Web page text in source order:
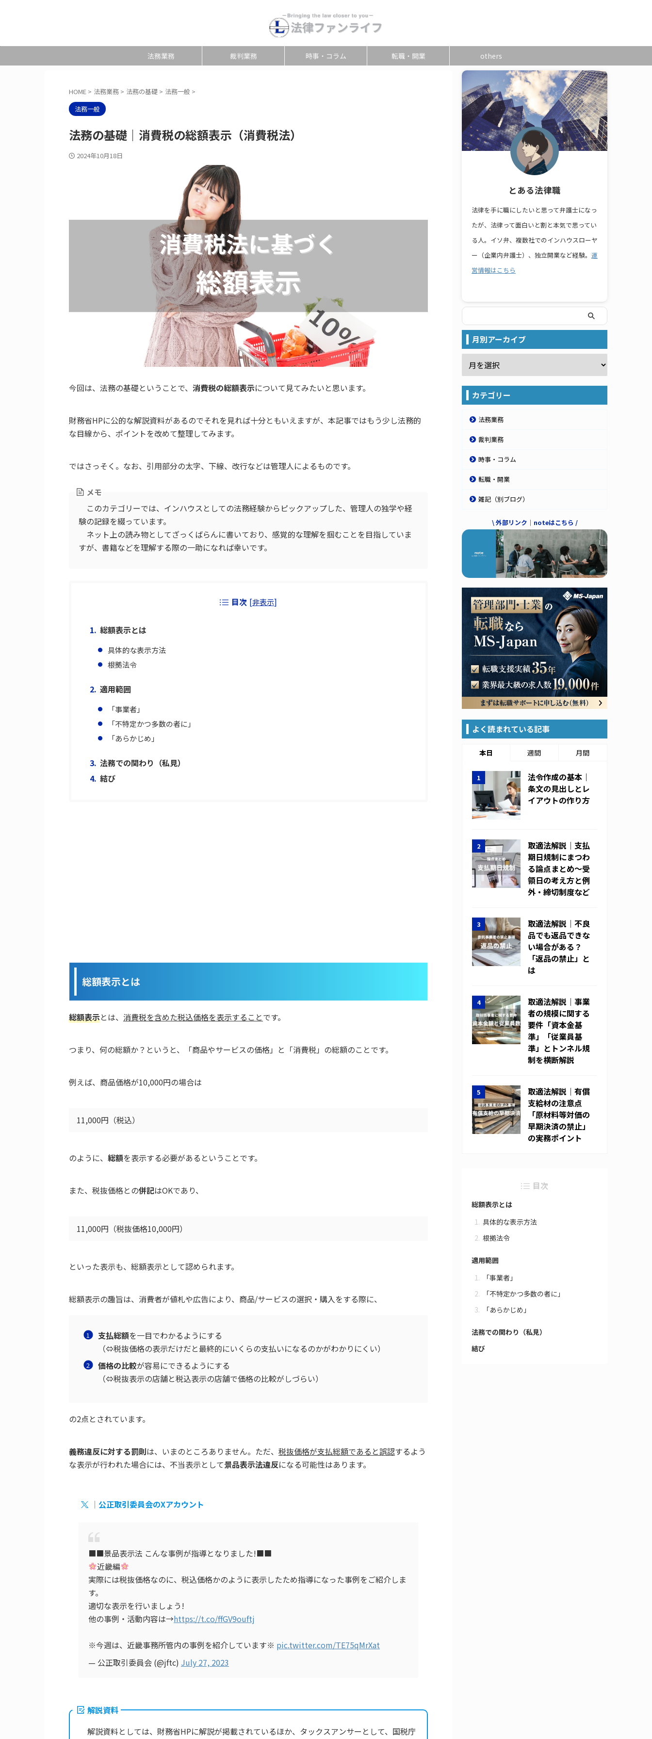
法務業務 裁判業務 時事・コラム 転職・開業 others
HOME > 法務業務 > 法務の基礎 > 法務一般 >
法務一般
法務の基礎｜消費税の総額表示（消費税法）
2024年10月18日
今回は、法務の基礎ということで、 消費税の総額表示について見てみたいと思います。
財務省HPに公的な解説資料があるのでそれを見れば十分ともいえますが、本記事ではもう少し法務的
な目線から、ポイントを改めて整理してみます。
ではさっそく。なお、引用部分の太字、下線、改行などは管理人によるものです。
メモ
このカテゴリーでは、インハウスとしての法務経験からピックアップした、管理人の独学や経
験の記録を綴っています。
ネット上の読み物としてざっくばらんに書いており、感覚的な理解を掴むことを目指していま
すが、書籍などを理解する際の一助になれば幸いです。
目次 [非表示]
総額表示とは
具体的な表示方法
根拠法令
適用範囲
「事業者」
「不特定かつ多数の者に」
「あらかじめ」
法務での関わり（私見）
結び
総額表示とは
総額表示とは、 消費税を含めた税込価格を表示することです。
つまり、何の総額か？というと、「商品やサービスの価格」と「消費税」の総額のことです。
例えば、商品価格が10,000円の場合は
11,000円（税込）
のように、 総額を表示する必要があるということです。
また、税抜価格との併記はOKであり、
11,000円（税抜価格10,000円）
といった表示も、総額表示として認められます。
総額表示の趣旨は、消費者が値札や広告により、商品/サービスの選択・購入をする際に、
支払総額を一目でわかるようにする
（⇔税抜価格の表示だけだと最終的にいくらの支払いになるのかがわかりにくい）
価格の比較が容易にできるようにする
（⇔税抜表示の店舗と税込表示の店舗で価格の比較がしづらい）
の2点とされています。
義務違反に対する罰則は、いまのところありません。ただ、 税抜価格が支払総額であると誤認するよう
な表示が行われた場合には、不当表示として景品表示法違反になる可能性はあります。
｜公正取引委員会のXアカウント
■■景品表示法 こんな事例が指導となりました!■■
近畿編
実際には税抜価格なのに、税込価格かのように表示したため指導になった事例をご紹介しま
す。
適切な表示を行いましょう!
他の事例・活動内容は→https://t.co/ffGV9ouftj
※今週は、近畿事務所管内の事例を紹介しています※ pic.twitter.com/TE75qMrXat
— 公正取引委員会 (@jftc) July 27, 2023
解説資料
解説資料としては、財務省HPに解説が掲載されているほか、タックスアンサーとして、国税庁
とある法律職
法律を手に職にしたいと思って弁護士になっ
たが、法律って面白いと割と本気で思ってい
る人。イソ弁、複数社でのインハウスローヤ
ー（企業内弁護士）、独立開業など経験。 運
営情報はこちら
月別アーカイブ
カテゴリー
法務業務
裁判業務
時事・コラム
転職・開業
雑記（別ブログ）
\ 外部リンク｜noteはこちら /
よく読まれている記事
本日 週間 月間
法令作成の基本｜
条文の見出しとレ
イアウトの作り方
取適法解説｜支払
期日規制にまつわ
る論点まとめ～受
領日の考え方と例
外・締切制度など
取適法解説｜不良
品でも返品できな
い場合がある？
「返品の禁止」と
は
取適法解説｜事業
者の規模に関する
要件「資本金基
準」「従業員基
準」とトンネル規
制を横断解説
取適法解説｜有償
支給材の注意点
「原材料等対価の
早期決済の禁止」
の実務ポイント
目次
総額表示とは
具体的な表示方法
根拠法令
適用範囲
「事業者」
「不特定かつ多数の者に」
「あらかじめ」
法務での関わり（私見）
結び